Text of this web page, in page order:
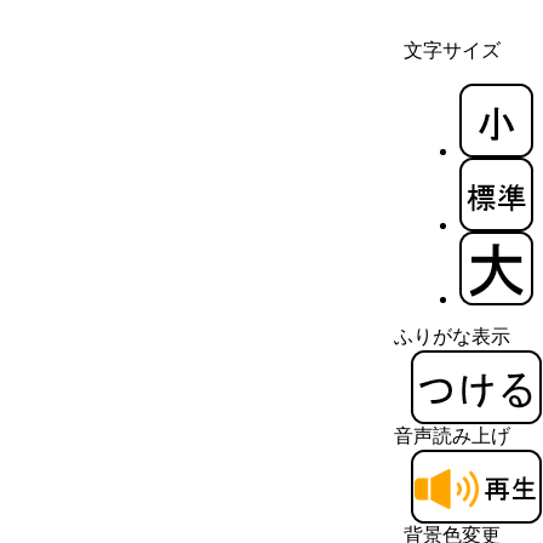
文字サイズ
ふりがな表示
音声読み上げ
背景色変更